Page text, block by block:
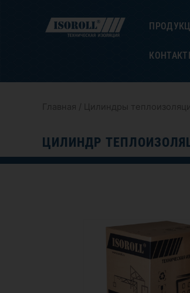
Главная / Цилиндры
ЦИЛИНДР